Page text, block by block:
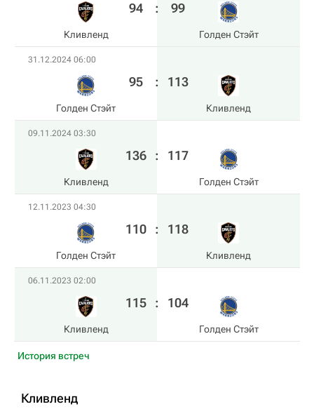
Кливленд
94 : 99
Голден Стэйт
31.12.2024 06:00
Голден Стэйт
95 : 113
Кливленд
09.11.2024 03:30
Кливленд
136 : 117
Голден Стэйт
12.11.2023 04:30
Голден Стэйт
110 : 118
Кливленд
06.11.2023 02:00
Кливленд
115 : 104
Голден Стэйт
История встреч
Кливленд